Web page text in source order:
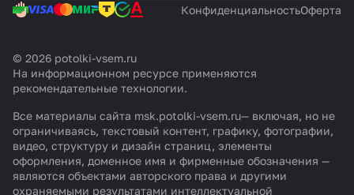
КонфиденциальностьОферта
© 2026 potolki-vsem.ru
На информационном ресурсе применяются
рекомендательные технологии.
Все материалы сайта msk.potolki-vsem.ru— включая, но не
ограничиваясь, текстовый контент, графику, фотографии,
видео, структуру и дизайн страниц, элементы
оформления, доменное имя и фирменные обозначения —
являются объектами авторского права и другими
охраняемыми результатами интеллектуальной